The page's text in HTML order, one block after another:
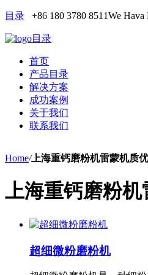
目录 +86 180 3780 8511We Hava
目录
首页
产品目录
解决方案
成功案例
关于我们
联系我们
Home/上海重钙磨粉机雷蒙机质
上海重钙磨粉
超细微粉磨粉机